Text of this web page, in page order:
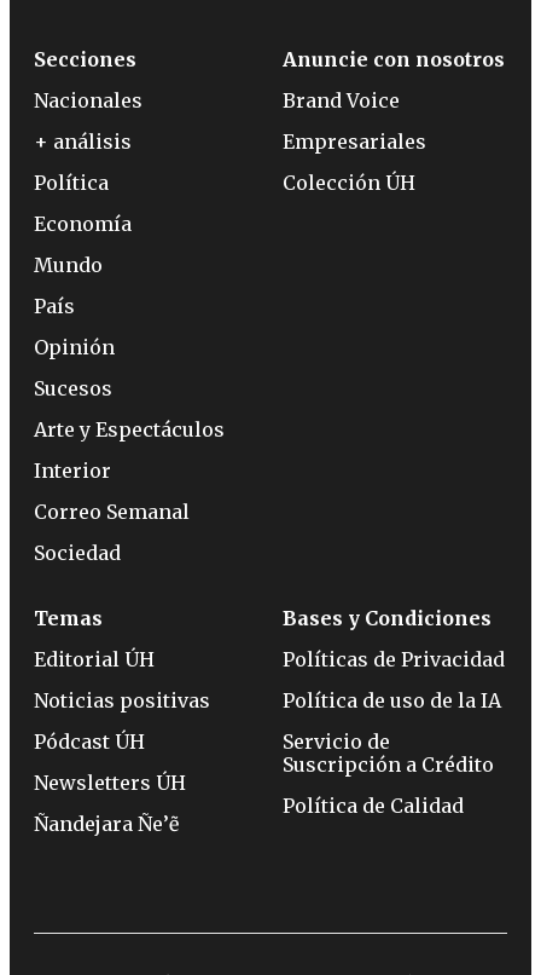
Secciones
Nacionales
+ análisis
Política
Economía
Mundo
País
Opinión
Sucesos
Arte y Espectáculos
Interior
Correo Semanal
Sociedad
Anuncie con nosotros
Brand Voice
Empresariales
Colección ÚH
Temas
Editorial ÚH
Noticias positivas
Pódcast ÚH
Newsletters ÚH
Ñandejara Ñe’ẽ
Bases y Condiciones
Políticas de Privacidad
Política de uso de la IA
Servicio de
Suscripción a Crédito
Política de Calidad